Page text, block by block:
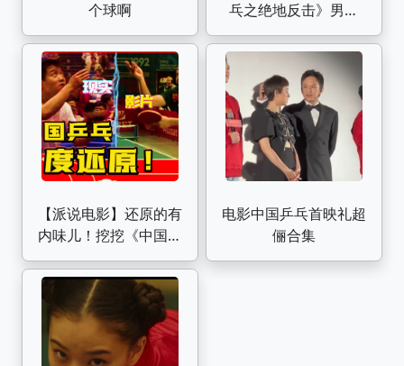
个球啊
乓之绝地反击》男乒
被“欧洲列强”碾压的 90
年代初，留洋教练戴敏
佳请缨回国，带新兵老
将在天津向“列强”发起
反击，拯救男乒的故
事。男乒在那传奇
【派说电影】还原的有
内味儿！挖挖《中国乒
乓》中的运动员原型和
技术细节等彩蛋！
电影中国乒乓首映礼超
俪合集